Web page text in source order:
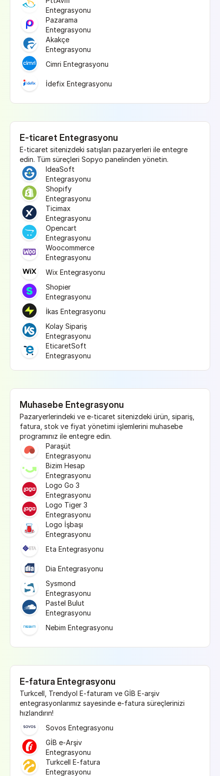
Entegrasyonu
Pazarama
Entegrasyonu
Akakçe
Entegrasyonu
Cimri Entegrasyonu
İdefix Entegrasyonu
E-ticaret Entegrasyonu
E-ticaret sitenizdeki satışları pazaryerleri ile entegre
edin. Tüm süreçleri Sopyo panelinden yönetin.
IdeaSoft
Entegrasyonu
Shopify
Entegrasyonu
Ticimax
Entegrasyonu
Opencart
Entegrasyonu
Woocommerce
Entegrasyonu
Wix Entegrasyonu
Shopier
Entegrasyonu
İkas Entegrasyonu
Kolay Sipariş
Entegrasyonu
EticaretSoft
Entegrasyonu
Muhasebe Entegrasyonu
Pazaryerlerindeki ve e-ticaret sitenizdeki ürün, sipariş,
fatura, stok ve fiyat yönetimi işlemlerini muhasebe
programınız ile entegre edin.
Paraşüt
Entegrasyonu
Bizim Hesap
Entegrasyonu
Logo Go 3
Entegrasyonu
Logo Tiger 3
Entegrasyonu
Logo İşbaşı
Entegrasyonu
Eta Entegrasyonu
Dia Entegrasyonu
Sysmond
Entegrasyonu
Pastel Bulut
Entegrasyonu
Nebim Entegrasyonu
E-fatura Entegrasyonu
Turkcell, Trendyol E-faturam ve GİB E-arşiv
entegrasyonlarımız sayesinde e-fatura süreçlerinizi
hızlandırın!
Sovos Entegrasyonu
GİB e-Arşiv
Entegrasyonu
Turkcell E-fatura
Entegrasyonu